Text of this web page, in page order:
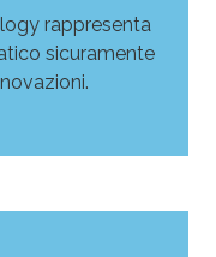
rappresenta
sicuramente